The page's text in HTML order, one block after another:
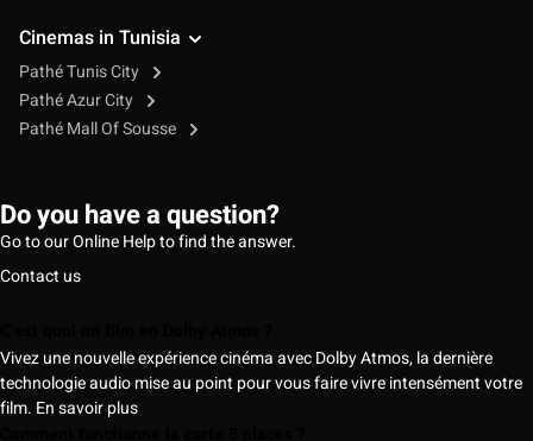
Cinemas in Tunisia
Pathé Tunis City
Pathé Azur City
Pathé Mall Of Sousse
Do you have a question?
Go to our Online Help to find the answer.
Contact us
Vivez une nouvelle expérience cinéma avec Dolby Atmos, la dernière
technologie audio mise au point pour vous faire vivre intensément votre
film. En savoir plus